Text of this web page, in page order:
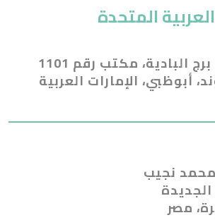
المتحدة
مركز العاصمة، برج البادية، مكتب رقم 1101
أبوظبي، الإمارات العربية
مصر